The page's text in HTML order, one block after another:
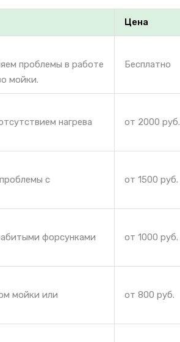
Цена
проблемы в работе
мойки.
Бесплатно
нагрева
от 2000 руб.
с
от 1500 руб.
форсунками
от 1000 руб.
мойки или
от 800 руб.